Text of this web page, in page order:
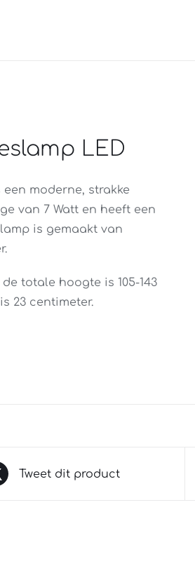
LED
moderne, strakke
van 7 Watt en heeft een
is gemaakt van
totale hoogte is 105-143
23 centimeter.
Tweet dit product